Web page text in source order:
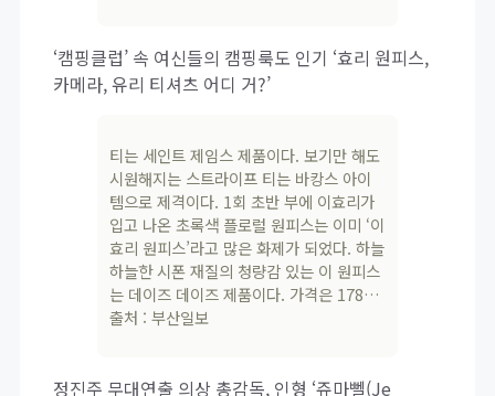
‘캠핑클럽’ 속 여신들의 캠핑룩도 인기 ‘효리 원피스,
카메라, 유리 티셔츠 어디 거?’
티는 세인트 제임스 제품이다. 보기만 해도
시원해지는 스트라이프 티는 바캉스 아이
템으로 제격이다. 1회 초반 부에 이효리가
입고 나온 초록색 플로럴 원피스는 이미 ‘이
효리 원피스’라고 많은 화제가 되었다. 하늘
하늘한 시폰 재질의 청량감 있는 이 원피스
는 데이즈 데이즈 제품이다. 가격은 178…
출처 : 부산일보
정진주 무대연출 의상 총감독, 인형 ‘쥬마뻴(Je